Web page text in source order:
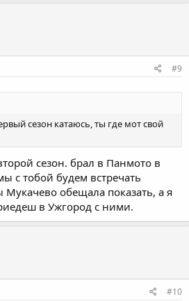
#9
сезон катаюсь, ты где мот свой
сезон. брал в Панмото в
с тобой будем встречать
обещала показать, а я
в Ужгород с ними.
#10